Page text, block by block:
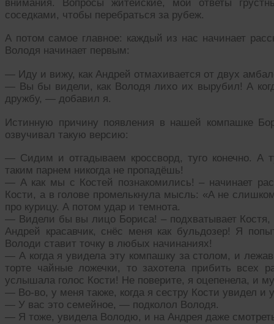
внимания. Вопросы житейские, мои ответы
соседками, чтобы перебраться за рубеж.
А потом самое главное: каждый из нас начинает
Володя начинает первым:
— Иду и вижу, как Андрей отмахивается от двух
— Вы бы видели, как Володя лихо их вырубил! А
дружбу, — добавил я.
Истинную причину появления в нашей компашке
озвучивал такую версию:
— Сидим и отгадываем кроссворд, туго конечно.
таким парнем никогда не пропадёшь!
— А как мы с Костей познакомились! – начинает
Кости, а в голове промелькнула мысль: «А не
про курицу. А потом удар и темнота.
— Видели бы вы лицо Бориса! – подхватывает
Андрей красавчик, снёс меня как бульдозер! Я
Володи ставит точку в любых начинаниях!
— А когда я увидела эту компашку за столом, и
торте чайные ложечки, то захотела прибить
услышала голос Кости! Не поверите, я оцепенела, и
— Во-во, у меня также, когда я сестру Кости увидел
— У вас это семейное, — подколол Володя.
— Я тоже, увидела Володю, и на Андрея даже